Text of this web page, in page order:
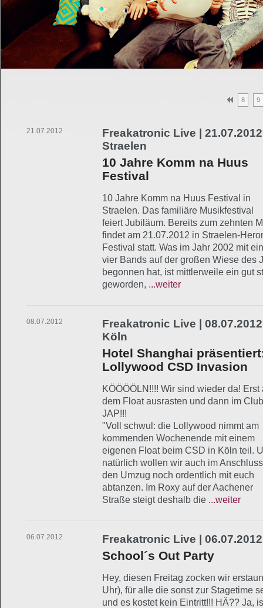
8 9
21.07.2012
Freakatronic Live |
Straelen
10 Jahre Komm na Huus
Festival
10 Jahre Komm na Huus Festival in
Straelen. Das familiäre Musikfestival
feiert Jubiläum. Bereits zum zehnten
findet am 21.07.2012 in Straelen-
Festival statt. Was im Jahr 2002 mit
vier Bands auf der großen Wiese des
begonnen hat, ist mittlerweile ein gut
geworden, ...weiter
08.07.2012
Freakatronic Live |
Köln
Hotel Shanghai
Lollywood CSD Invasion
KÖÖÖÖLN!!!! Wir sind wieder da! Erst
dem Float ausrasten und dann im Club
JAP!!!
"Voll schwul: die Lollywood nimmt am
kommenden Wochenende mit einem
eigenen Float beim CSD in Köln teil.
natürlich wollen wir auch im
den Umzug noch ordentlich mit euch
abtanzen. Im Roxy auf der Aachener
Straße steigt deshalb die ...weiter
06.07.2012 Freakatronic Live |
School´s Out Party
Hey, diesen Freitag zocken wir
Uhr), für alle die sonst zur Stagetime
und es kostet kein Eintritt!!! HÄ?? Ja,